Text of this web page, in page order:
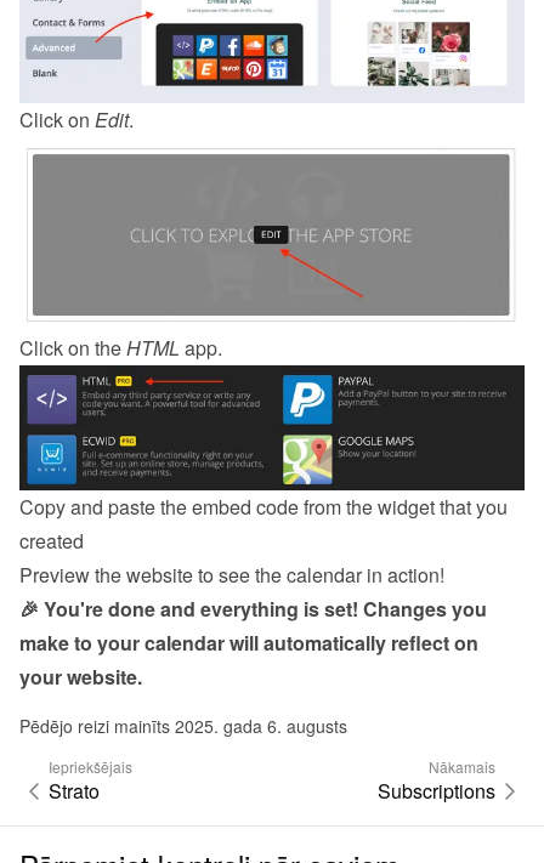
Click on Edit.
Click on the HTML app.
Copy and paste the embed code from the widget that you
created
Preview the website to see the calendar in action!
🎉 You're done and everything is set! Changes you
make to your calendar will automatically reflect on
your website.
Pēdējo reizi mainīts 2025. gada 6. augusts
Iepriekšējais
Strato
Nākamais
Subscriptions